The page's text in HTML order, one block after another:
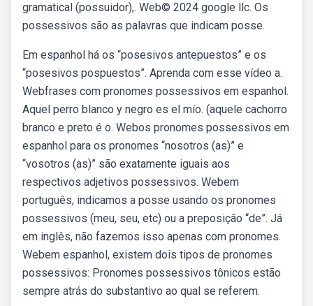
gramatical (possuidor),. Web© 2024 google llc. Os
possessivos são as palavras que indicam posse.
Em espanhol há os “posesivos antepuestos” e os
“posesivos pospuestos”. Aprenda com esse vídeo a.
Webfrases com pronomes possessivos em espanhol.
Aquel perro blanco y negro es el mío. (aquele cachorro
branco e preto é o. Webos pronomes possessivos em
espanhol para os pronomes “nosotros (as)” e
“vosotros (as)” são exatamente iguais aos
respectivos adjetivos possessivos. Webem
português, indicamos a posse usando os pronomes
possessivos (meu, seu, etc) ou a preposição “de”. Já
em inglês, não fazemos isso apenas com pronomes.
Webem espanhol, existem dois tipos de pronomes
possessivos: Pronomes possessivos tônicos estão
sempre atrás do substantivo ao qual se referem.